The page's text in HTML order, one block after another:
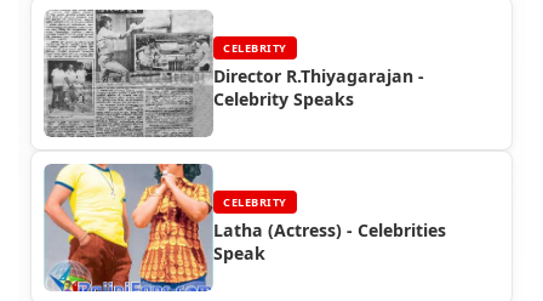
CELEBRITY
Director R.Thiyagarajan -
Celebrity Speaks
CELEBRITY
Latha (Actress) - Celebrities
Speak